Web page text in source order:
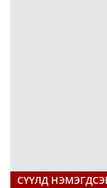
СҮҮЛД